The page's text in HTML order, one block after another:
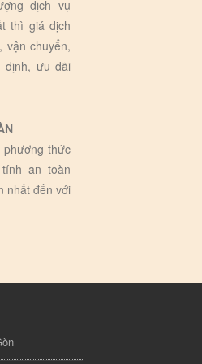
dịch vụ
thì giá dịch
vận chuyển,
định, ưu đãi
phương thức
an toàn
nhất đến với